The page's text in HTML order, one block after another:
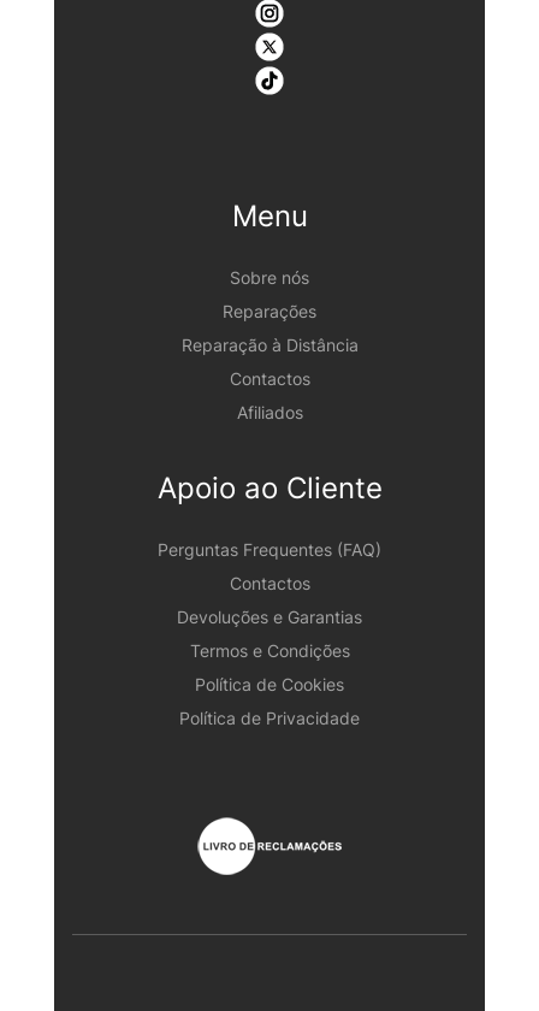
Menu
Sobre nós
Reparações
Reparação à Distância
Contactos
Afiliados
Apoio ao Cliente
Perguntas Frequentes (FAQ)
Contactos
Devoluções e Garantias
Termos e Condições
Política de Cookies
Política de Privacidade